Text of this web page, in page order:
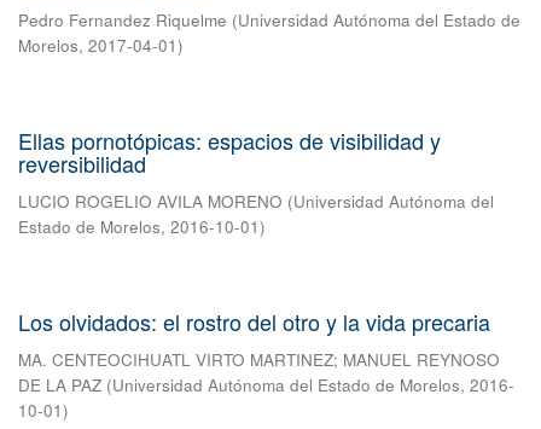
Pedro Fernandez Riquelme (Universidad Autónoma del Estado de
Morelos, 2017-04-01)
Ellas pornotópicas: espacios de visibilidad y
reversibilidad
LUCIO ROGELIO AVILA MORENO (Universidad Autónoma del
Estado de Morelos, 2016-10-01)
Los olvidados: el rostro del otro y la vida precaria
MA. CENTEOCIHUATL VIRTO MARTINEZ; MANUEL REYNOSO
DE LA PAZ (Universidad Autónoma del Estado de Morelos, 2016-
10-01)